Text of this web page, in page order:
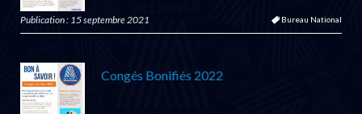
Publication : 15 septembre 2021 Bureau National
Congés Bonifiés 2022